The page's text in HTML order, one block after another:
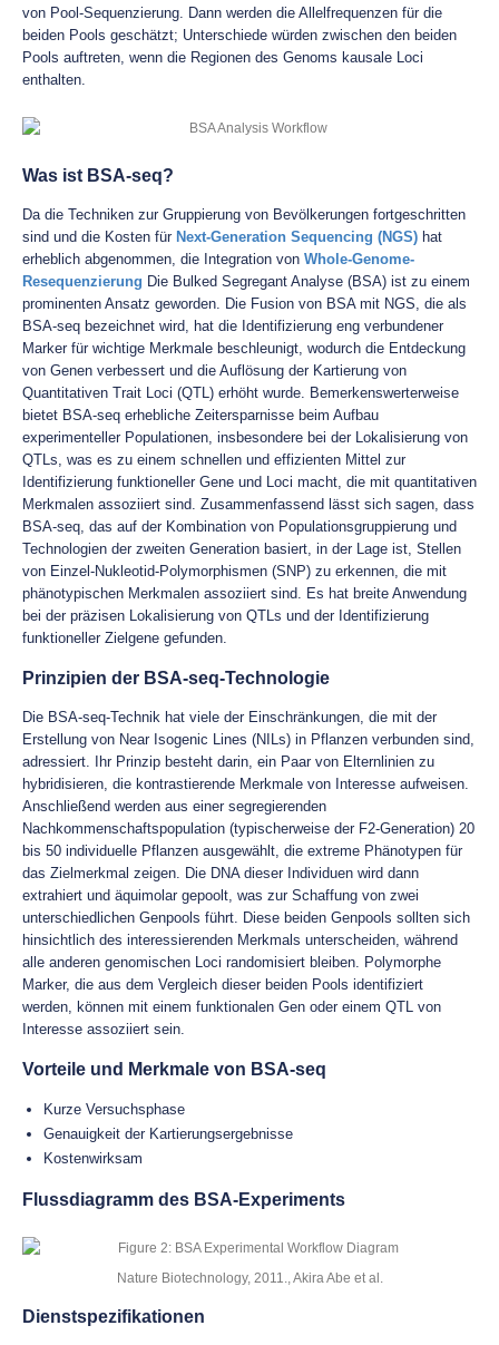
von Pool-Sequenzierung. Dann werden die Allelfrequenzen für die
beiden Pools geschätzt; Unterschiede würden zwischen den beiden
Pools auftreten, wenn die Regionen des Genoms kausale Loci
enthalten.
Was ist BSA-seq?
Da die Techniken zur Gruppierung von Bevölkerungen fortgeschritten
sind und die Kosten für Next-Generation Sequencing (NGS) hat
erheblich abgenommen, die Integration von Whole-Genome-
Resequenzierung Die Bulked Segregant Analyse (BSA) ist zu einem
prominenten Ansatz geworden. Die Fusion von BSA mit NGS, die als
BSA-seq bezeichnet wird, hat die Identifizierung eng verbundener
Marker für wichtige Merkmale beschleunigt, wodurch die Entdeckung
von Genen verbessert und die Auflösung der Kartierung von
Quantitativen Trait Loci (QTL) erhöht wurde. Bemerkenswerterweise
bietet BSA-seq erhebliche Zeitersparnisse beim Aufbau
experimenteller Populationen, insbesondere bei der Lokalisierung von
QTLs, was es zu einem schnellen und effizienten Mittel zur
Identifizierung funktioneller Gene und Loci macht, die mit quantitativen
Merkmalen assoziiert sind. Zusammenfassend lässt sich sagen, dass
BSA-seq, das auf der Kombination von Populationsgruppierung und
Technologien der zweiten Generation basiert, in der Lage ist, Stellen
von Einzel-Nukleotid-Polymorphismen (SNP) zu erkennen, die mit
phänotypischen Merkmalen assoziiert sind. Es hat breite Anwendung
bei der präzisen Lokalisierung von QTLs und der Identifizierung
funktioneller Zielgene gefunden.
Prinzipien der BSA-seq-Technologie
Die BSA-seq-Technik hat viele der Einschränkungen, die mit der
Erstellung von Near Isogenic Lines (NILs) in Pflanzen verbunden sind,
adressiert. Ihr Prinzip besteht darin, ein Paar von Elternlinien zu
hybridisieren, die kontrastierende Merkmale von Interesse aufweisen.
Anschließend werden aus einer segregierenden
Nachkommenschaftspopulation (typischerweise der F2-Generation) 20
bis 50 individuelle Pflanzen ausgewählt, die extreme Phänotypen für
das Zielmerkmal zeigen. Die DNA dieser Individuen wird dann
extrahiert und äquimolar gepoolt, was zur Schaffung von zwei
unterschiedlichen Genpools führt. Diese beiden Genpools sollten sich
hinsichtlich des interessierenden Merkmals unterscheiden, während
alle anderen genomischen Loci randomisiert bleiben. Polymorphe
Marker, die aus dem Vergleich dieser beiden Pools identifiziert
werden, können mit einem funktionalen Gen oder einem QTL von
Interesse assoziiert sein.
Vorteile und Merkmale von BSA-seq
Kurze Versuchsphase
Genauigkeit der Kartierungsergebnisse
Kostenwirksam
Flussdiagramm des BSA-Experiments
Nature Biotechnology, 2011., Akira Abe et al.
Dienstspezifikationen